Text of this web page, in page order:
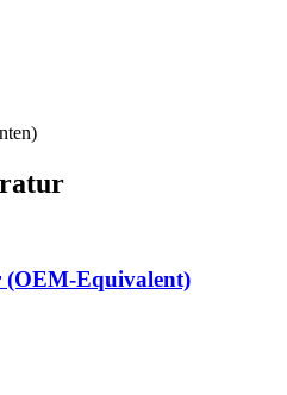
(OEM-Equivalent)